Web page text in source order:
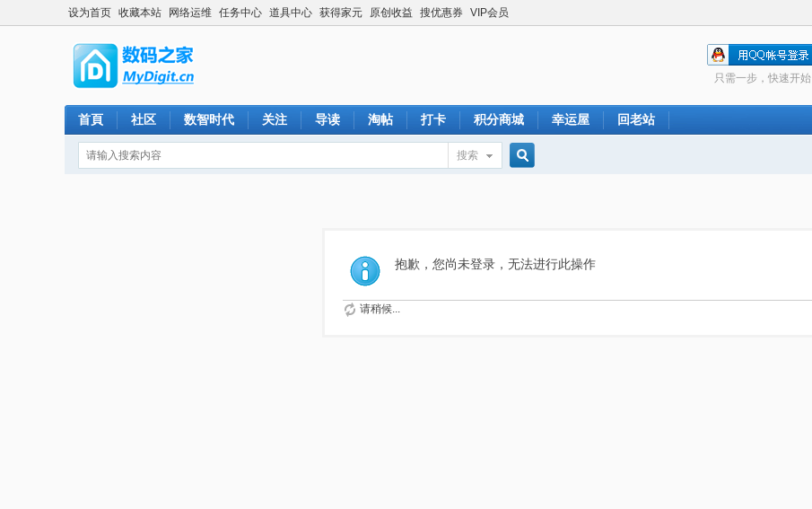
设为首页 收藏本站 网络运维 任务中心 道具中心 获得家元 原创收益 搜优惠券 VIP会员
只需一步，快速开始
首頁 社区 数智时代 关注 导读 淘帖 打卡 积分商城 幸运屋 回老站
搜索
索
抱歉，您尚未登录，无法进行此操作
请稍候...